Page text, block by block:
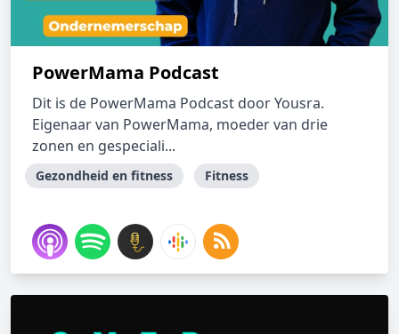
PowerMama Podcast
Dit is de PowerMama Podcast door Yousra.
Eigenaar van PowerMama, moeder van drie
zonen en gespeciali...
Gezondheid en fitness Fitness